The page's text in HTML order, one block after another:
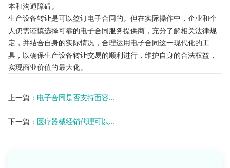
本和沟通障碍。
生产设备转让是可以签订电子合同的。但在实际操作中，企业和个
人仍需谨慎选择可靠的电子合同服务提供商，充分了解相关法律规
定，并结合自身的实际情况，合理运用电子合同这一现代化的工
具，以确保生产设备转让交易的顺利进行，维护自身的合法权益，
实现商业价值的最大化。
上一篇： 电子合同是否支持面容...
下一篇： 医疗器械经销代理可以...